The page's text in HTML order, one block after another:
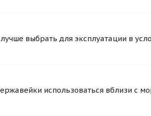
выбрать для эксплуатации в
использоваться вблизи с